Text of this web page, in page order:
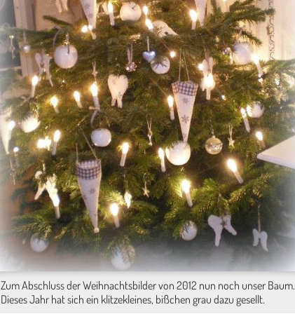
Zum Abschluss der Weihnachtsbilder von 2012 nun noch unser Baum.
Dieses Jahr hat sich ein klitzekleines, bißchen grau dazu gesellt.